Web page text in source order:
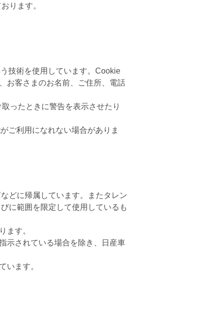
ります。
技術を使用しています。Cookie
お客さまのお名前、ご住所、電話
ったときに警告を表示させたり
ご利用になれない場合がありま
どに帰属しています。またタレン
に範囲を限定して使用しているも
ます。
示されている場合を除き、日産車
います。